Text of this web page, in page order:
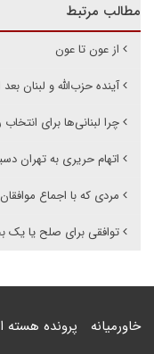
مطالب مرتبط
از عون تا عون
آینده حزب‌الله و لبنان
چرا لبنانی‌ها برای
اتهام حریری به تهران
مردی که با اجماع
توافقی برای صلح یا یک
خاورمیانه پرونده هسته